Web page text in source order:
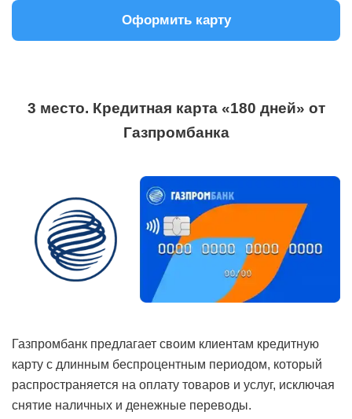
Оформить карту
3 место. Кредитная карта «180 дней» от
Газпромбанка
Газпромбанк предлагает своим клиентам кредитную
карту с длинным беспроцентным периодом, который
распространяется на оплату товаров и услуг, исключая
снятие наличных и денежные переводы.